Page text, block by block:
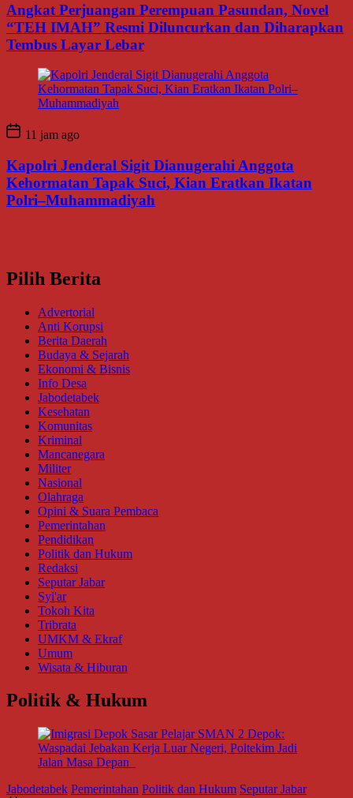
Angkat Perjuangan Perempuan Pasundan, Novel
“TEH IMAH” Resmi Diluncurkan dan Diharapkan
Tembus Layar Lebar
11 jam ago
Kapolri Jenderal Sigit Dianugerahi Anggota
Kehormatan Tapak Suci, Kian Eratkan Ikatan
Polri–Muhammadiyah
Pilih Berita
Advertorial
Anti Korupsi
Berita Daerah
Budaya & Sejarah
Ekonomi & Bisnis
Info Desa
Jabodetabek
Kesehatan
Komunitas
Kriminal
Mancanegara
Militer
Nasional
Olahraga
Opini & Suara Pembaca
Pemerintahan
Pendidikan
Politik dan Hukum
Redaksi
Seputar Jabar
Syi'ar
Tokoh Kita
Tribrata
UMKM & Ekraf
Umum
Wisata & Hiburan
Politik & Hukum
Jabodetabek Pemerintahan Politik dan Hukum Seputar Jabar